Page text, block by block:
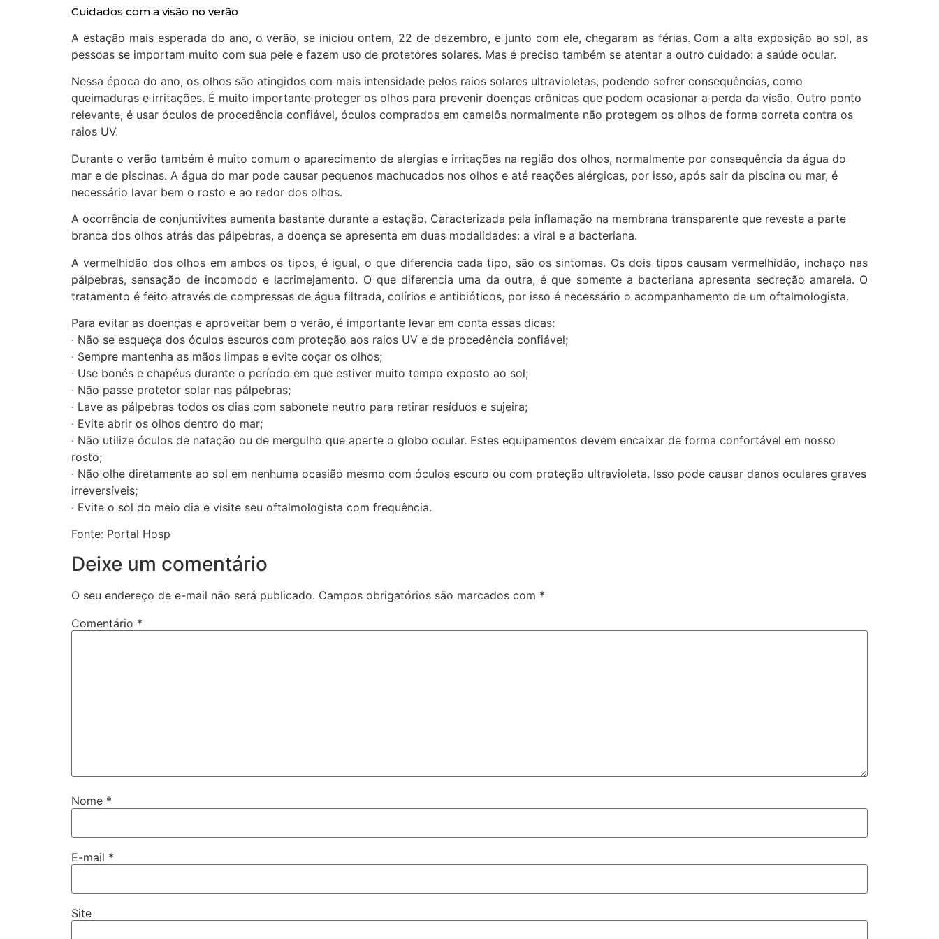
Cuidados com a visão no verão
A estação mais esperada do ano, o verão, se iniciou ontem, 22 de dezembro, e junto com ele, chegaram as férias. Com a alta exposição ao sol, as
pessoas se importam muito com sua pele e fazem uso de protetores solares. Mas é preciso também se atentar a outro cuidado: a saúde ocular.
Nessa época do ano, os olhos são atingidos com mais intensidade pelos raios solares ultravioletas, podendo sofrer consequências, como
queimaduras e irritações. É muito importante proteger os olhos para prevenir doenças crônicas que podem ocasionar a perda da visão. Outro ponto
relevante, é usar óculos de procedência confiável, óculos comprados em camelôs normalmente não protegem os olhos de forma correta contra os
raios UV.
Durante o verão também é muito comum o aparecimento de alergias e irritações na região dos olhos, normalmente por consequência da água do
mar e de piscinas. A água do mar pode causar pequenos machucados nos olhos e até reações alérgicas, por isso, após sair da piscina ou mar, é
necessário lavar bem o rosto e ao redor dos olhos.
A ocorrência de conjuntivites aumenta bastante durante a estação. Caracterizada pela inflamação na membrana transparente que reveste a parte
branca dos olhos atrás das pálpebras, a doença se apresenta em duas modalidades: a viral e a bacteriana.
A vermelhidão dos olhos em ambos os tipos, é igual, o que diferencia cada tipo, são os sintomas. Os dois tipos causam vermelhidão, inchaço nas
pálpebras, sensação de incomodo e lacrimejamento. O que diferencia uma da outra, é que somente a bacteriana apresenta secreção amarela. O
tratamento é feito através de compressas de água filtrada, colírios e antibióticos, por isso é necessário o acompanhamento de um oftalmologista.
Para evitar as doenças e aproveitar bem o verão, é importante levar em conta essas dicas:
· Não se esqueça dos óculos escuros com proteção aos raios UV e de procedência confiável;
· Sempre mantenha as mãos limpas e evite coçar os olhos;
· Use bonés e chapéus durante o período em que estiver muito tempo exposto ao sol;
· Não passe protetor solar nas pálpebras;
· Lave as pálpebras todos os dias com sabonete neutro para retirar resíduos e sujeira;
· Evite abrir os olhos dentro do mar;
· Não utilize óculos de natação ou de mergulho que aperte o globo ocular. Estes equipamentos devem encaixar de forma confortável em nosso
rosto;
· Não olhe diretamente ao sol em nenhuma ocasião mesmo com óculos escuro ou com proteção ultravioleta. Isso pode causar danos oculares graves
irreversíveis;
· Evite o sol do meio dia e visite seu oftalmologista com frequência.
Fonte: Portal Hosp
Deixe um comentário
O seu endereço de e-mail não será publicado. Campos obrigatórios são marcados com *
Comentário *
Nome *
E-mail *
Site